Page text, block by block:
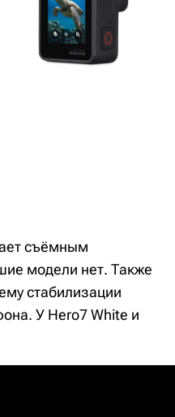
съёмным
модели нет. Также
стабилизации
У Hero7 White и